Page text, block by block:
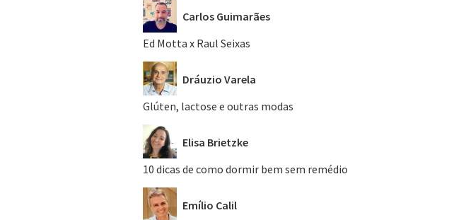
Carlos Guimarães
Ed Motta x Raul Seixas
Dráuzio Varela
Glúten, lactose e outras modas
Elisa Brietzke
10 dicas de como dormir bem sem remédio
Emílio Calil